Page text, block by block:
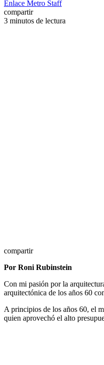
Enlace Metro Staff
compartir
3 minutos de lectura
compartir
Por Roni Rubinstein
Con mi pasión por la
arquitectónica de los años 60
A principios de los años 60, el
quien aprovechó el alto